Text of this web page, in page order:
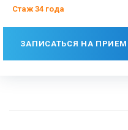
Стаж 34 года
ЗАПИСАТЬСЯ НА ПРИЕМ